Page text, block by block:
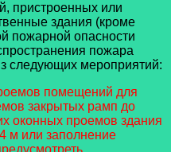
пристроенных или
здания (кроме
пожарной опасности
пожара
следующих мероприятий:
помещений для
закрытых рамп до
оконных проемов здания
м или заполнение